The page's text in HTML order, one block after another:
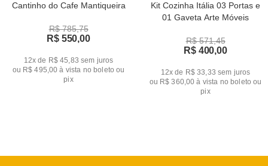
Cantinho do Cafe Mantiqueira
R$ 785,75
R$ 550,00
12x de R$ 45,83 sem juros
ou R$ 495,00 à vista no boleto ou
pix
Kit Cozinha Itália 03 Portas e
01 Gaveta Arte Móveis
R$ 571,45
R$ 400,00
12x de R$ 33,33 sem juros
ou R$ 360,00 à vista no boleto ou
pix